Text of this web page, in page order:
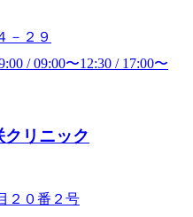
－２９
/09:00〜12:30 / 17:00〜
リニック
２０番２号